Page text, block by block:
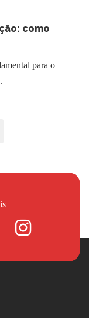
como
para o